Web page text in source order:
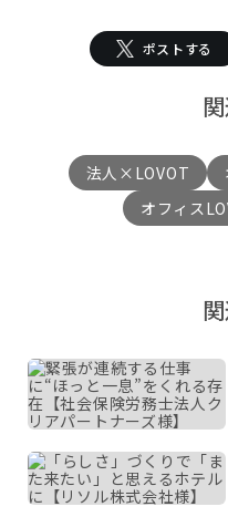
ポストする
法人×LOVOT
オフィス